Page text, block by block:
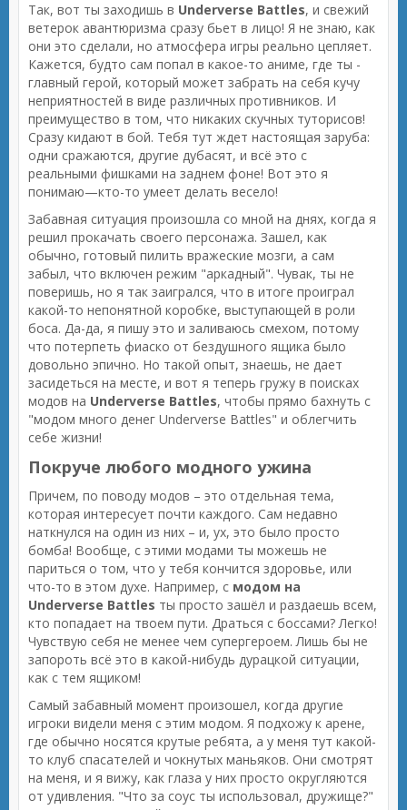
Так, вот ты заходишь в Underverse Battles, и свежий
ветерок авантюризма сразу бьет в лицо! Я не знаю, как
они это сделали, но атмосфера игры реально цепляет.
Кажется, будто сам попал в какое-то аниме, где ты -
главный герой, который может забрать на себя кучу
неприятностей в виде различных противников. И
преимущество в том, что никаких скучных туторисов!
Сразу кидают в бой. Тебя тут ждет настоящая заруба:
одни сражаются, другие дубасят, и всё это с
реальными фишками на заднем фоне! Вот это я
понимаю—кто-то умеет делать весело!
Забавная ситуация произошла со мной на днях, когда я
решил прокачать своего персонажа. Зашел, как
обычно, готовый пилить вражеские мозги, а сам
забыл, что включен режим "аркадный". Чувак, ты не
поверишь, но я так заигрался, что в итоге проиграл
какой-то непонятной коробке, выступающей в роли
боса. Да-да, я пишу это и заливаюсь смехом, потому
что потерпеть фиаско от бездушного ящика было
довольно эпично. Но такой опыт, знаешь, не дает
засидеться на месте, и вот я теперь гружу в поисках
модов на Underverse Battles, чтобы прямо бахнуть с
"модом много денег Underverse Battles" и облегчить
себе жизни!
Покруче любого модного ужина
Причем, по поводу модов – это отдельная тема,
которая интересует почти каждого. Сам недавно
наткнулся на один из них – и, ух, это было просто
бомба! Вообще, с этими модами ты можешь не
париться о том, что у тебя кончится здоровье, или
что-то в этом духе. Например, с модом на
Underverse Battles ты просто зашёл и раздаешь всем,
кто попадает на твоем пути. Драться с боссами? Легко!
Чувствую себя не менее чем супергероем. Лишь бы не
запороть всё это в какой-нибудь дурацкой ситуации,
как с тем ящиком!
Самый забавный момент произошел, когда другие
игроки видели меня с этим модом. Я подхожу к арене,
где обычно носятся крутые ребята, а у меня тут какой-
то клуб спасателей и чокнутых маньяков. Они смотрят
на меня, и я вижу, как глаза у них просто округляются
от удивления. "Что за соус ты использовал, дружище?"